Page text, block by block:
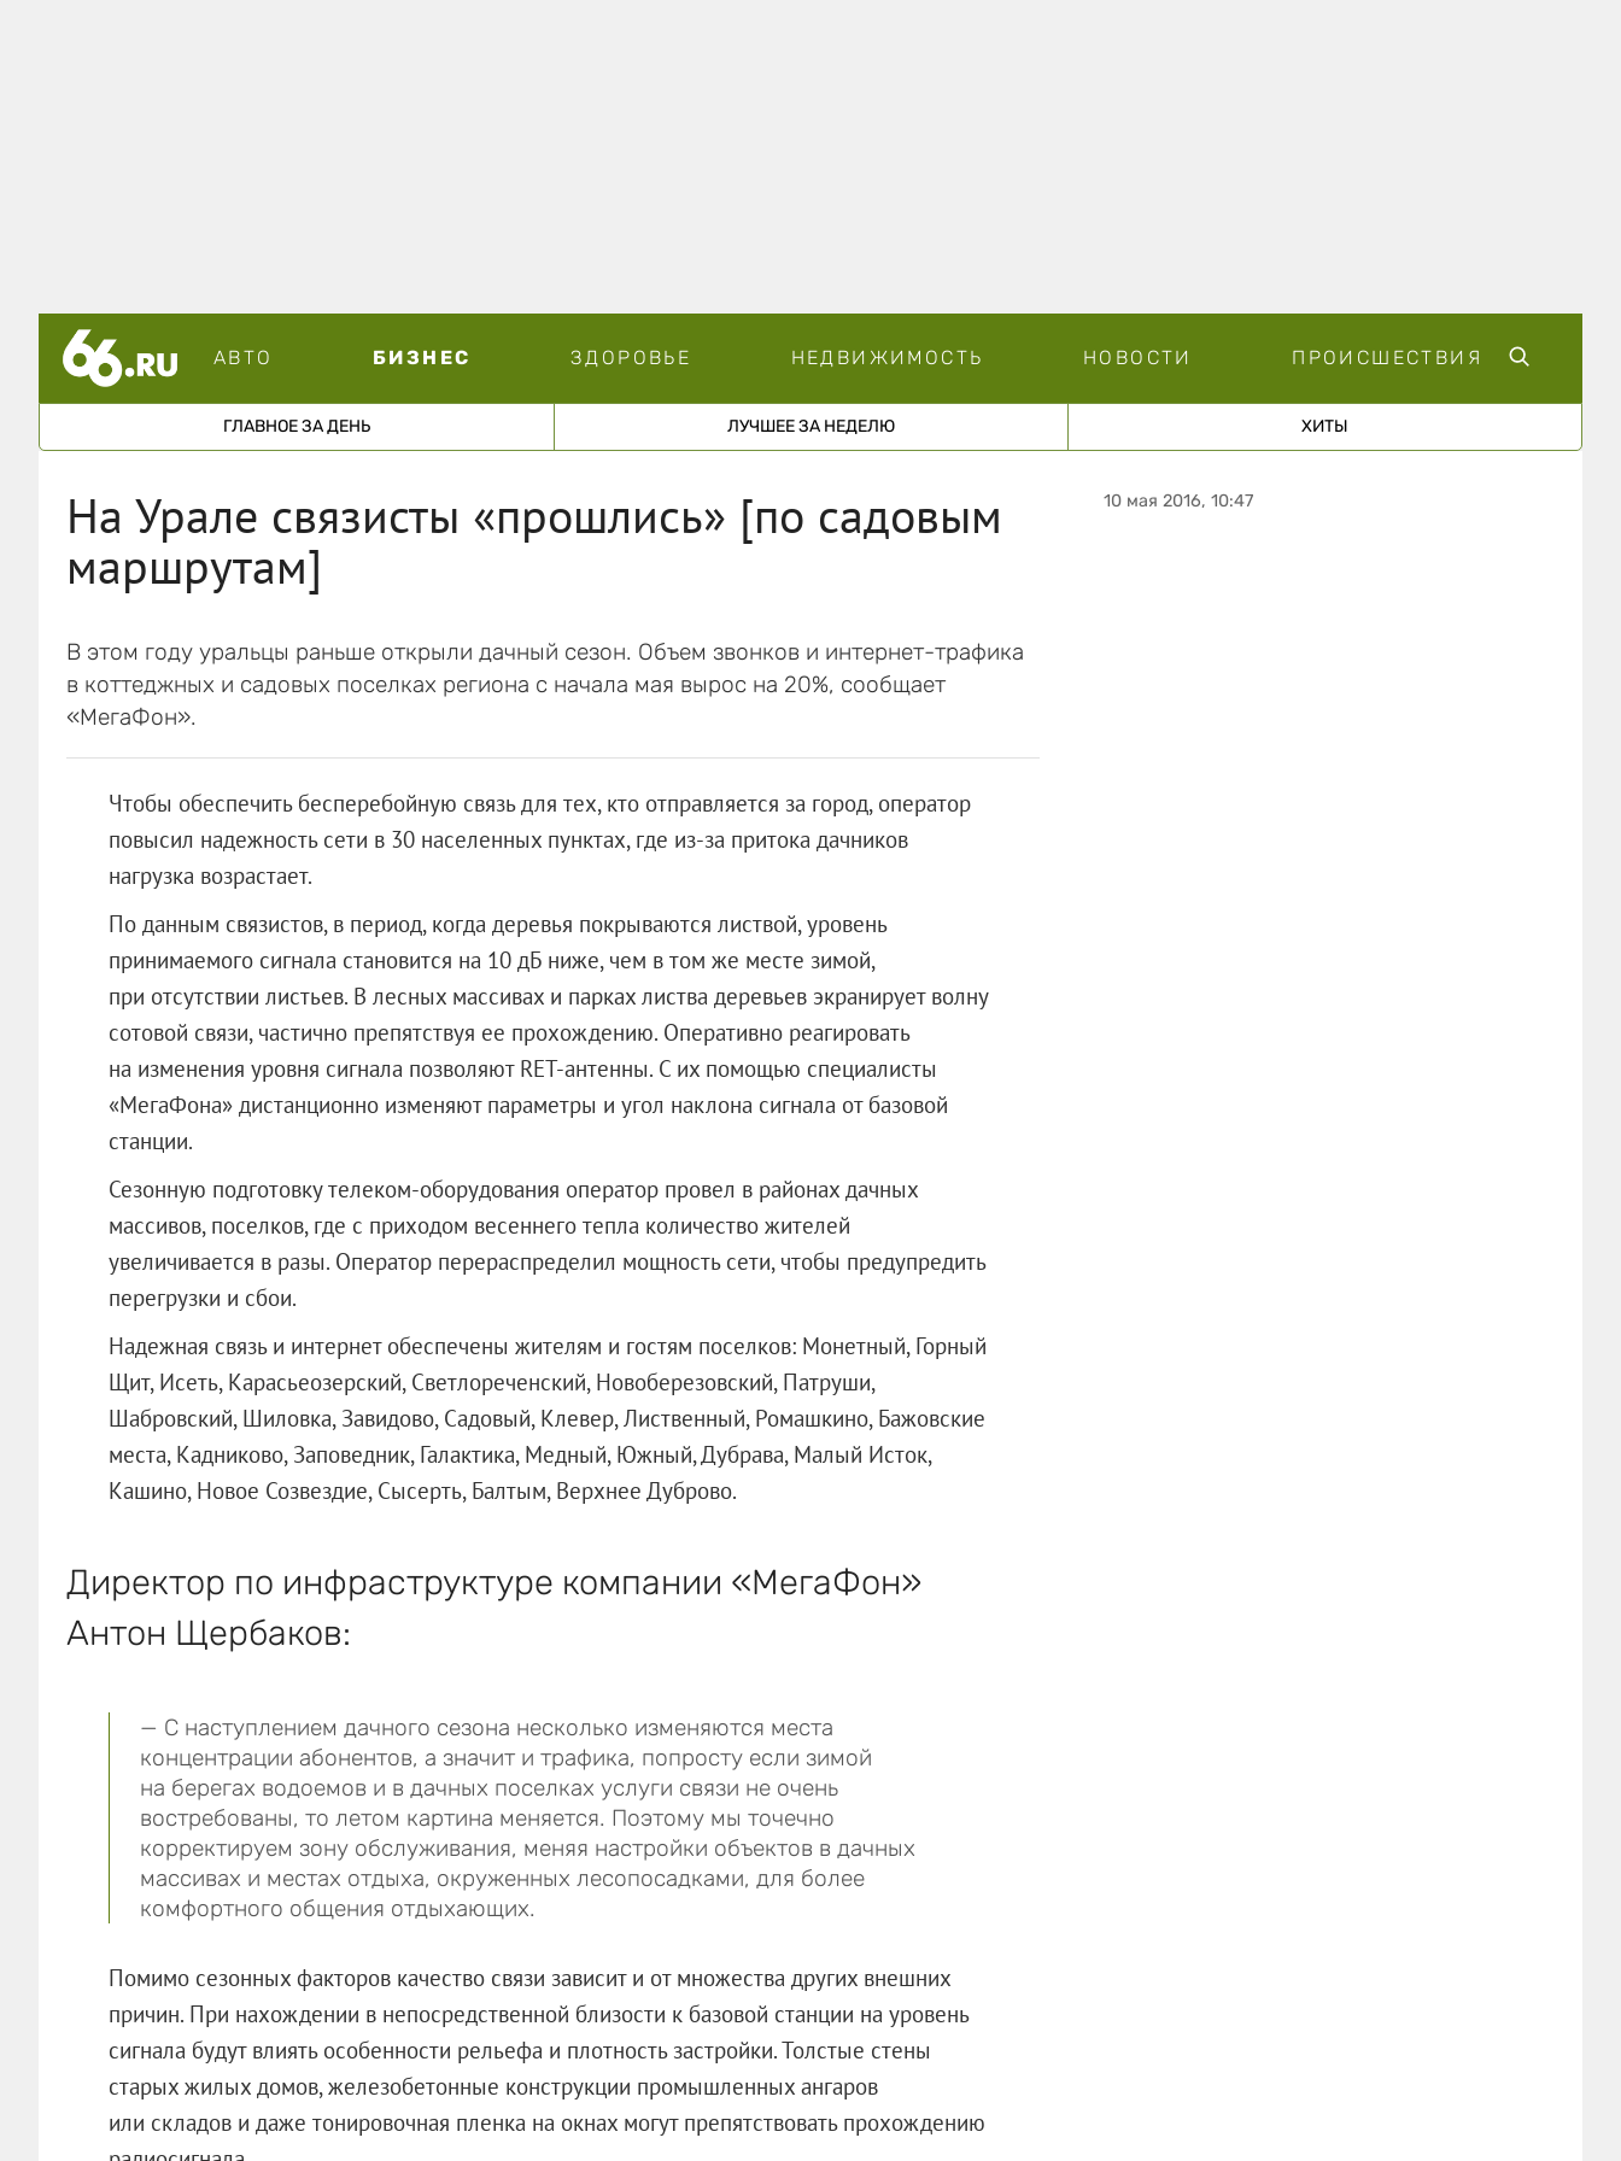
АВТО БИЗНЕС ЗДОРОВЬЕ НЕДВИЖИМОСТЬ НОВОСТИ ПРОИСШЕСТВИЯ
ГЛАВНОЕ ЗА ДЕНЬ ЛУЧШЕЕ ЗА НЕДЕЛЮ ХИТЫ
На Урале связисты «прошлись» [по садовым
маршрутам]
В этом году уральцы раньше открыли дачный сезон. Объем звонков и интернет-трафика
в коттеджных и садовых поселках региона с начала мая вырос на 20%, сообщает
«МегаФон».
Чтобы обеспечить бесперебойную связь для тех, кто отправляется за город, оператор
повысил надежность сети в 30 населенных пунктах, где из-за притока дачников
нагрузка возрастает.
По данным связистов, в период, когда деревья покрываются листвой, уровень
принимаемого сигнала становится на 10 дБ ниже, чем в том же месте зимой,
при отсутствии листьев. В лесных массивах и парках листва деревьев экранирует волну
сотовой связи, частично препятствуя ее прохождению. Оперативно реагировать
на изменения уровня сигнала позволяют RET-антенны. С их помощью специалисты
«МегаФона» дистанционно изменяют параметры и угол наклона сигнала от базовой
станции.
Сезонную подготовку телеком-оборудования оператор провел в районах дачных
массивов, поселков, где с приходом весеннего тепла количество жителей
увеличивается в разы. Оператор перераспределил мощность сети, чтобы предупредить
перегрузки и сбои.
Надежная связь и интернет обеспечены жителям и гостям поселков: Монетный, Горный
Щит, Исеть, Карасьеозерский, Светлореченский, Новоберезовский, Патруши,
Шабровский, Шиловка, Завидово, Садовый, Клевер, Лиственный, Ромашкино, Бажовские
места, Кадниково, Заповедник, Галактика, Медный, Южный, Дубрава, Малый Исток,
Кашино, Новое Созвездие, Сысерть, Балтым, Верхнее Дуброво.
Директор по инфраструктуре компании «МегаФон»
Антон Щербаков:
— С наступлением дачного сезона несколько изменяются места
концентрации абонентов, а значит и трафика, попросту если зимой
на берегах водоемов и в дачных поселках услуги связи не очень
востребованы, то летом картина меняется. Поэтому мы точечно
корректируем зону обслуживания, меняя настройки объектов в дачных
массивах и местах отдыха, окруженных лесопосадками, для более
комфортного общения отдыхающих.
Помимо сезонных факторов качество связи зависит и от множества других внешних
причин. При нахождении в непосредственной близости к базовой станции на уровень
сигнала будут влиять особенности рельефа и плотность застройки. Толстые стены
старых жилых домов, железобетонные конструкции промышленных ангаров
или складов и даже тонировочная пленка на окнах могут препятствовать прохождению
10 мая 2016, 10:47